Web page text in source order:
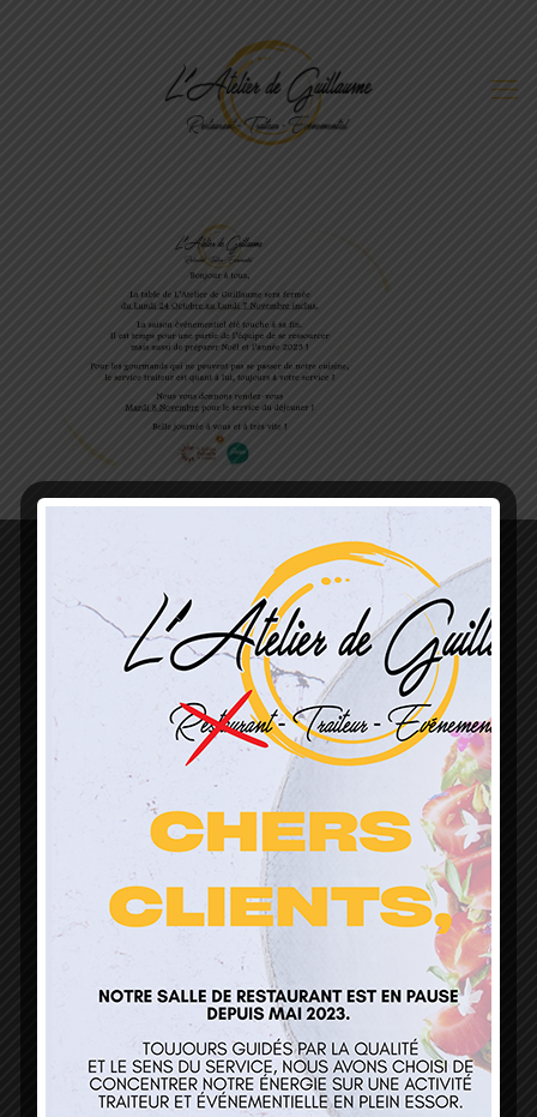
L’Atelier de Guillaume
1 Lieu Dit Sur Les Prés
68160 Sainte Marie Aux Mines
contact@atelierdeguillaume.fr
03 89 22 37 08
Nos services